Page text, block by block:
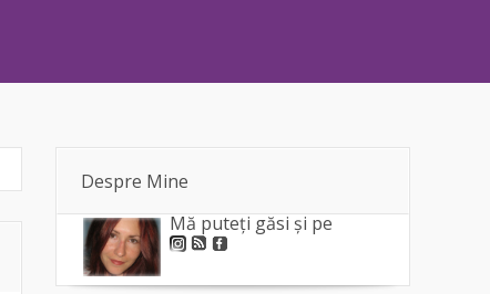
Despre Mine
Mă puteți găsi și pe